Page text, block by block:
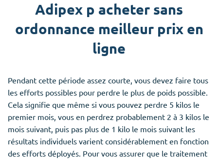
Adipex p acheter sans
ordonnance meilleur prix en
ligne
Pendant cette période assez courte, vous devez faire tous
les efforts possibles pour perdre le plus de poids possible.
Cela signifie que même si vous pouvez perdre 5 kilos le
premier mois, vous en perdrez probablement 2 à 3 kilos le
mois suivant, puis pas plus de 1 kilo le mois suivant les
résultats individuels varient considérablement en fonction
des efforts déployés. Pour vous assurer que le traitement